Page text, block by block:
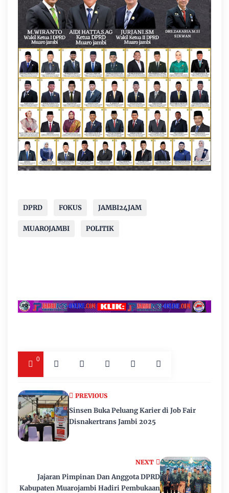
DPRD FOKUS JAMBI24JAM
MUAROJAMBI POLITIK
0
NEXT
Jajaran Pimpinan Dan Anggota DPRD
Kabupaten Muarojambi Hadiri Pembukaan
PREVIOUS
Sinsen Buka Peluang Karier di Job Fair
Disnakertrans Jambi 2025